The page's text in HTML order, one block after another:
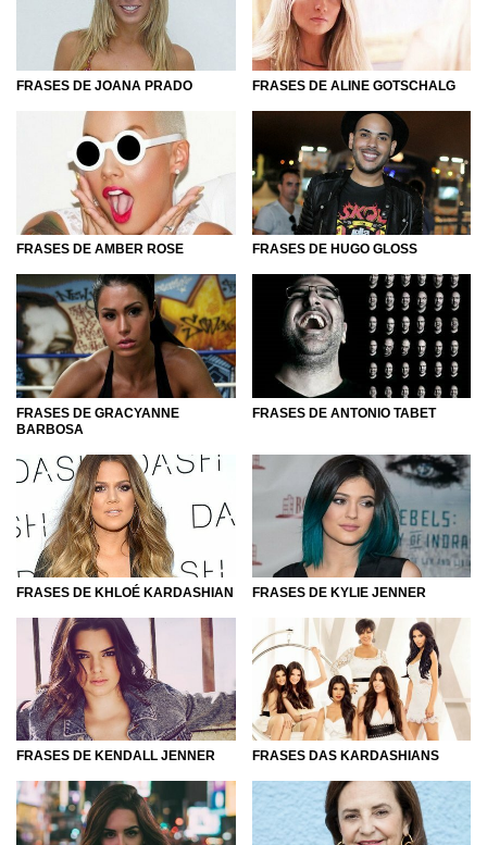
FRASES DE JOANA PRADO FRASES DE ALINE GOTSCHALG
FRASES DE AMBER ROSE FRASES DE HUGO GLOSS
FRASES DE GRACYANNE
BARBOSA
FRASES DE ANTONIO TABET
FRASES DE KHLOÉ KARDASHIAN FRASES DE KYLIE JENNER
FRASES DE KENDALL JENNER FRASES DAS KARDASHIANS